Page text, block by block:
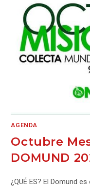
AGENDA
Octubre
DOMUND
¿QUÉ ES? El Domund